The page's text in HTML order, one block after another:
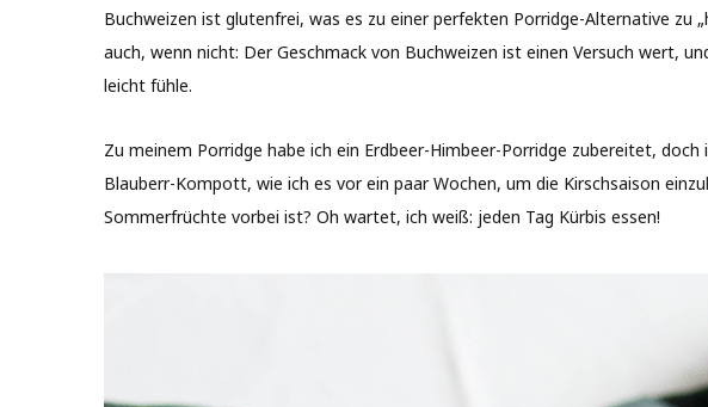
Buchweizen ist glutenfrei, was es zu einer perfekten Porridge-Alternative zu
auch, wenn nicht: Der Geschmack von Buchweizen ist einen Versuch wert,
leicht fühle.
Zu meinem Porridge habe ich ein Erdbeer-Himbeer-Porridge zubereitet,
Blauberr-Kompott, wie ich es vor ein paar Wochen, um die Kirschsaison
Sommerfrüchte vorbei ist? Oh wartet, ich weiß: jeden Tag Kürbis essen!